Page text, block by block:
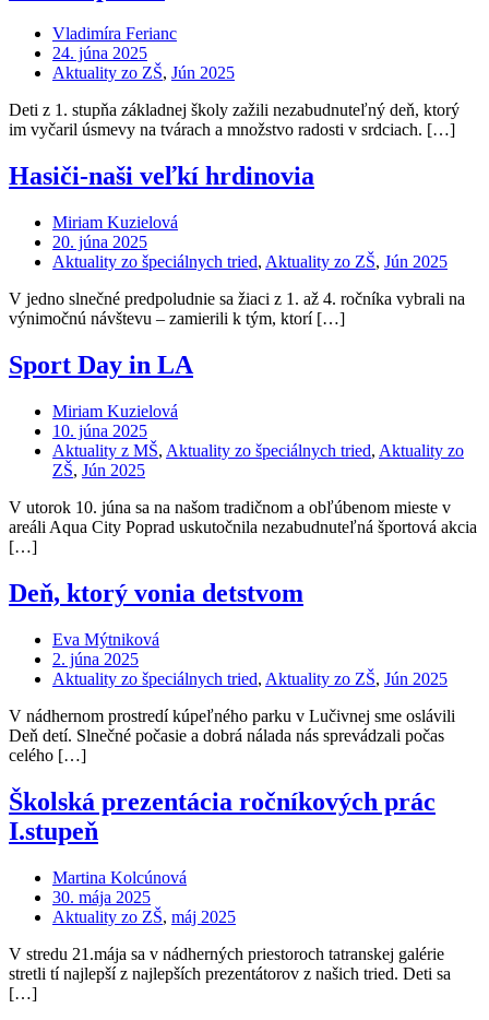
Vladimíra Ferianc
24. júna 2025
Aktuality zo ZŠ, Jún 2025
Deti z 1. stupňa základnej školy zažili nezabudnuteľný deň, ktorý
im vyčaril úsmevy na tvárach a množstvo radosti v srdciach. […]
Hasiči-naši veľkí hrdinovia
Miriam Kuzielová
20. júna 2025
Aktuality zo špeciálnych tried, Aktuality zo ZŠ, Jún 2025
V jedno slnečné predpoludnie sa žiaci z 1. až 4. ročníka vybrali na
výnimočnú návštevu – zamierili k tým, ktorí […]
Sport Day in LA
Miriam Kuzielová
10. júna 2025
Aktuality z MŠ, Aktuality zo špeciálnych tried, Aktuality zo
ZŠ, Jún 2025
V utorok 10. júna sa na našom tradičnom a obľúbenom mieste v
areáli Aqua City Poprad uskutočnila nezabudnuteľná športová akcia
[…]
Deň, ktorý vonia detstvom
Eva Mýtniková
2. júna 2025
Aktuality zo špeciálnych tried, Aktuality zo ZŠ, Jún 2025
V nádhernom prostredí kúpeľného parku v Lučivnej sme oslávili
Deň detí. Slnečné počasie a dobrá nálada nás sprevádzali počas
celého […]
Školská prezentácia ročníkových prác
I.stupeň
Martina Kolcúnová
30. mája 2025
Aktuality zo ZŠ, máj 2025
V stredu 21.mája sa v nádherných priestoroch tatranskej galérie
stretli tí najlepší z najlepších prezentátorov z našich tried. Deti sa
[…]